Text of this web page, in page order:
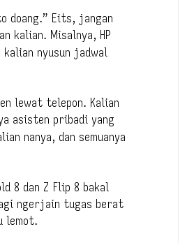
doang.” Eits, jangan
kalian. Misalnya, HP
nyusun jadwal
lewat telepon. Kalian
asisten pribadi yang
nanya, dan semuanya
8 dan Z Flip 8 bakal
ngerjain tugas berat
lemot.